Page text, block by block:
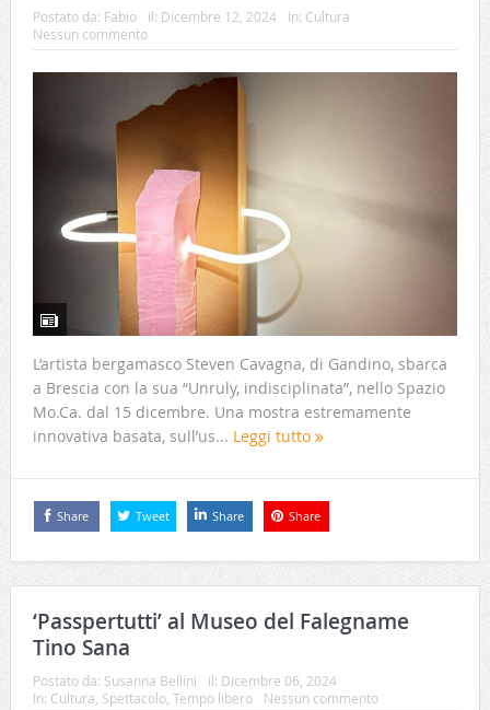
Postato da: Fabio il: Dicembre 12, 2024 In: Cultura
Nessun commento
L’artista bergamasco Steven Cavagna, di Gandino, sbarca
a Brescia con la sua “Unruly, indisciplinata”, nello Spazio
Mo.Ca. dal 15 dicembre. Una mostra estremamente
innovativa basata, sull’us... Leggi tutto
Share Tweet Share Share
‘Passpertutti’ al Museo del Falegname
Tino Sana
Postato da: Susanna Bellini il: Dicembre 06, 2024
In: Cultura Spettacolo, Tempo libero Nessun commento